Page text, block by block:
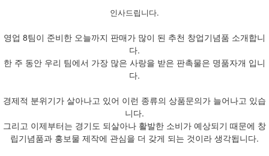
인사드립니다.
영업 8팀이 준비한 오늘까지 판매가 많이 된 추천 창업기념품 소개합니
다.
한 주 동안 우리 팀에서 가장 많은 사랑을 받은 판촉물은 명품자개 입니
다.
경제적 분위기가 살아나고 있어 이런 종류의 상품문의가 늘어나고 있습
니다.
그리고 이제부터는 경기도 되살아나 활발한 소비가 예상되기 때문에 창
립기념품과 홍보물 제작에 관심을 더 갖게 되는 것이라 생각됩니다.